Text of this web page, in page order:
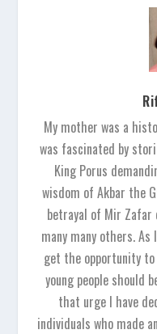
My mother was a
was fascinated by
King Porus
wisdom of Akbar the
betrayal of Mir Zafar
many many others.
get the opportunity
young people should
that urge I have
individuals who made